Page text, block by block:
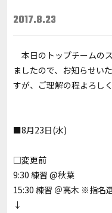
2017.8.23
本日のトップチームの
ましたので、お知らせい
すが、ご理解の程よろし
■8月23日(水)
□変更前
9:30 練習 @秋葉
15:30 練習 ＠高木 ※指名
↓